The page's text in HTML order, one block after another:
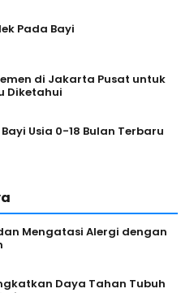
Pada Bayi
di Jakarta Pusat untuk
Diketahui
Usia 0-18 Bulan Terbaru
Mengatasi Alergi dengan
Daya Tahan Tubuh